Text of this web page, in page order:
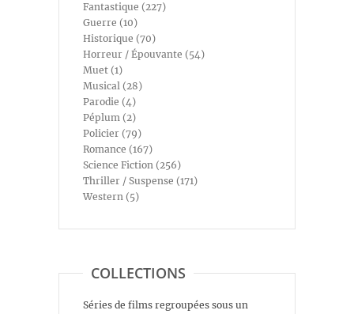
Fantastique (227)
Guerre (10)
Historique (70)
Horreur / Épouvante (54)
Muet (1)
Musical (28)
Parodie (4)
Péplum (2)
Policier (79)
Romance (167)
Science Fiction (256)
Thriller / Suspense (171)
Western (5)
COLLECTIONS
Séries de films regroupées sous un